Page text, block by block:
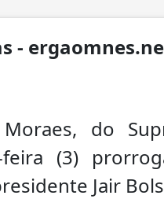
-
do
feira (3)
Jair